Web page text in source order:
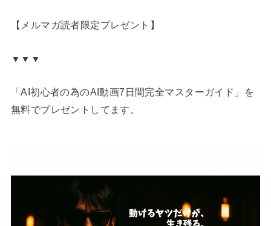
【メルマガ読者限定プレゼント】
▼▼▼
「AI初心者の為のAI動画7日間完全マスターガイド」を
無料でプレゼントしてます。